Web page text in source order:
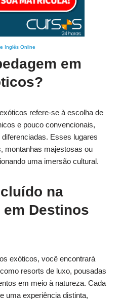
Inglês Online
em
refere-se à escolha de
e pouco convencionais,
Esses lugares
montanhas majestosas ou
uma imersão cultural.
na
em Destinos
exóticos, você encontrará
resorts de luxo, pousadas
em meio à natureza. Cada
uma experiência distinta,